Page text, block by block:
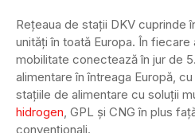
Rețeaua de stații DKV cuprinde
unități în toată Europa. În
mobilitate conectează în jur de
alimentare în întreaga Europă,
stațiile de alimentare cu soluții
hidrogen, GPL și CNG în plus
convenționali.